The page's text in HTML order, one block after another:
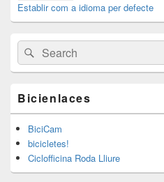
Establir com a idioma per defecte
Buscar:Cerca
Bicienlaces
BiciCam
bicicletes!
Ciclofficina Roda Lliure